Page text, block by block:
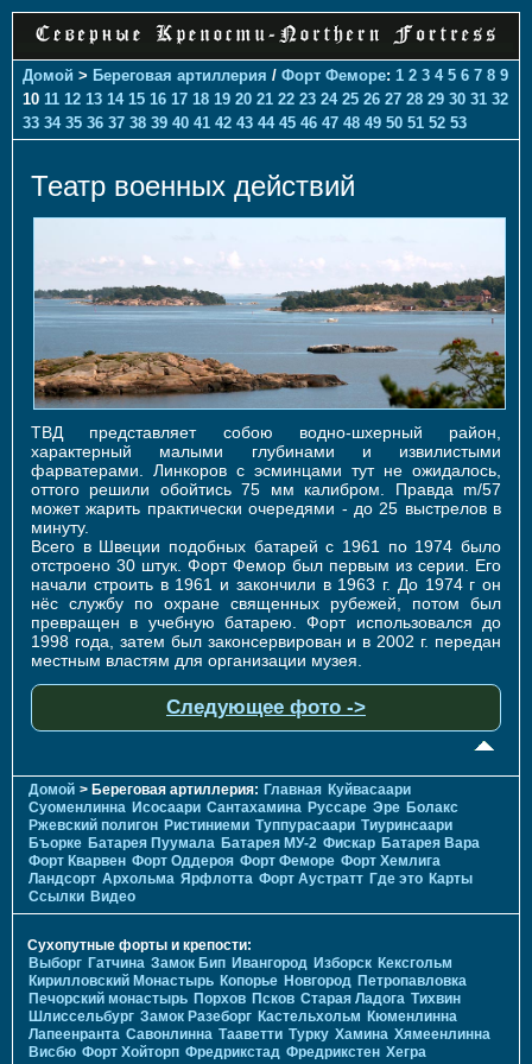
Домой > Береговая артиллерия / Форт Феморе: 1 2 3 4 5 6 7 8 9
10 11 12 13 14 15 16 17 18 19 20 21 22 23 24 25 26 27 28 29 30 31 32
33 34 35 36 37 38 39 40 41 42 43 44 45 46 47 48 49 50 51 52 53
Театр военных действий
ТВД представляет собою водно-шхерный район,
характерный малыми глубинами и извилистыми
фарватерами. Линкоров с эсминцами тут не ожидалось,
оттого решили обойтись 75 мм калибром. Правда m/57
может жарить практически очередями - до 25 выстрелов в
минуту.
Всего в Швеции подобных батарей с 1961 по 1974 было
отстроено 30 штук. Форт Фемор был первым из серии. Его
начали строить в 1961 и закончили в 1963 г. До 1974 г он
нёс службу по охране священных рубежей, потом был
превращен в учебную батарею. Форт использовался до
1998 года, затем был законсервирован и в 2002 г. передан
местным властям для организации музея.
Следующее фото ->
Домой > Береговая артиллерия: Главная Куйвасаари
Суоменлиннa Исосаари Сантахамина Руссаре Эре Болакс
Ржевский полигон Ристиниеми Туппурасаари Тиуринсаари
Бъорке Батарея Пуумала Батарея МУ-2 Фискар Батарея Вара
Форт Кварвен Форт Оддероя Форт Феморе Форт Хемлига
Ландсорт Архольма Ярфлотта Форт Аустратт Где это Карты
Ссылки Видео
Сухопутные форты и крепости:
Выборг Гатчина Замок Бип Ивангород Изборск Кексгольм
Кирилловский Монастырь Копорье Новгород Петропавловка
Печорcкий монастырь Порхов Псков Старая Ладога Тихвин
Шлиссельбург Замок Разеборг Кастельхольм Кюменлинна
Лапеенранта Савонлинна Тааветти Турку Хамина Хямеенлинна
Висбю Форт Хойторп Фредрикстад Фредрикстен Хегра